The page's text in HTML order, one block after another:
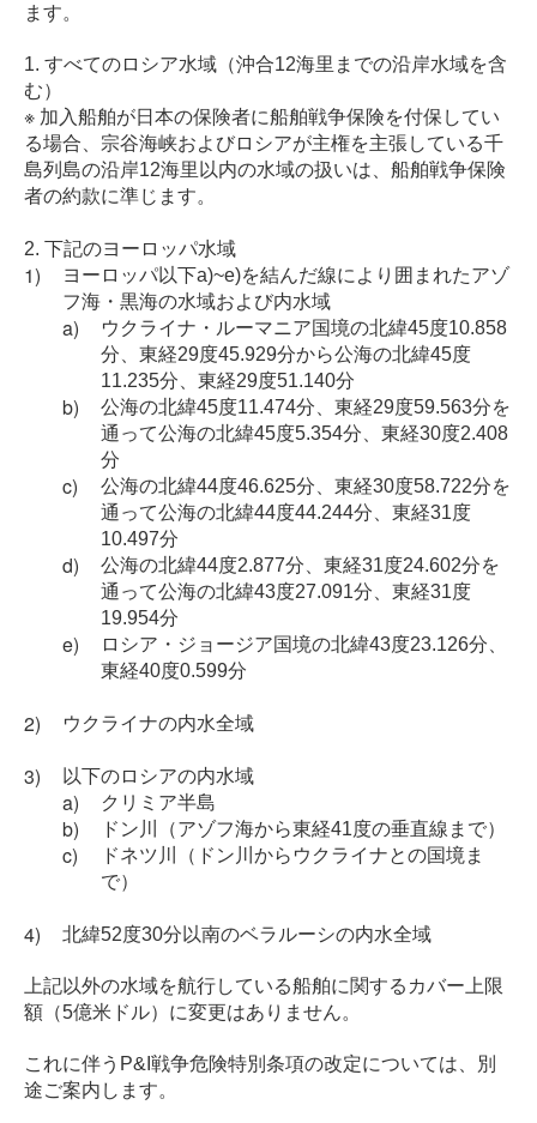
ます。
1. すべてのロシア水域（沖合12海里までの沿岸水域を含
む）
※ 加入船舶が日本の保険者に船舶戦争保険を付保してい
る場合、宗谷海峡およびロシアが主権を主張している千
島列島の沿岸12海里以内の水域の扱いは、船舶戦争保険
者の約款に準じます。
2. 下記のヨーロッパ水域
ヨーロッパ以下a)~e)を結んだ線により囲まれたアゾ
フ海・黒海の水域および内水域
ウクライナ・ルーマニア国境の北緯45度10.858
分、東経29度45.929分から公海の北緯45度
11.235分、東経29度51.140分
公海の北緯45度11.474分、東経29度59.563分を
通って公海の北緯45度5.354分、東経30度2.408
分
公海の北緯44度46.625分、東経30度58.722分を
通って公海の北緯44度44.244分、東経31度
10.497分
公海の北緯44度2.877分、東経31度24.602分を
通って公海の北緯43度27.091分、東経31度
19.954分
ロシア・ジョージア国境の北緯43度23.126分、
東経40度0.599分
ウクライナの内水全域
以下のロシアの内水域
クリミア半島
ドン川（アゾフ海から東経41度の垂直線まで）
ドネツ川（ドン川からウクライナとの国境ま
で）
北緯52度30分以南のベラルーシの内水全域
上記以外の水域を航行している船舶に関するカバー上限
額（5億米ドル）に変更はありません。
これに伴うP&I戦争危険特別条項の改定については、別
途ご案内します。